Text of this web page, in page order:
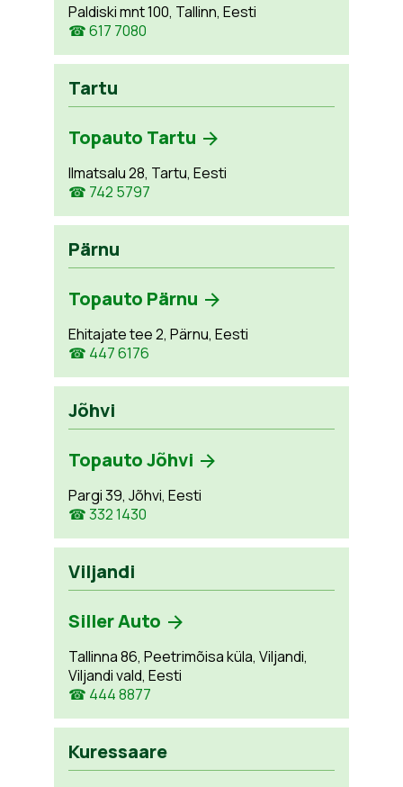
Paldiski mnt 100, Tallinn, Eesti
☎ 617 7080
Tartu
Topauto Tartu
Ilmatsalu 28, Tartu, Eesti
☎ 742 5797
Pärnu
Topauto Pärnu
Ehitajate tee 2, Pärnu, Eesti
☎ 447 6176
Jõhvi
Topauto Jõhvi
Pargi 39, Jõhvi, Eesti
☎ 332 1430
Viljandi
Siller Auto
Tallinna 86, Peetrimõisa küla, Viljandi,
Viljandi vald, Eesti
☎ 444 8877
Kuressaare